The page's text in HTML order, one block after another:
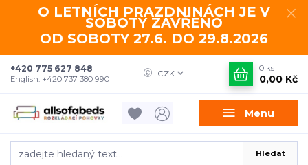
O LETNÍCH PRAZDNINÁCH JE V
SOBOTY ZAVŘENO
OD SOBOTY 27.6. DO 29.8.2026
Menu
CZK
Hledat
+420 775 627 848
English: +420 737 380 990
0 ks
0,00 Kč